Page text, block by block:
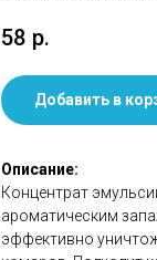
58 р.
Добавить в
Описание:
Концентрат
ароматическим
эффективно